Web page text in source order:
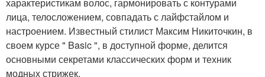
лица, телосложением, совпадать с лайфстайлом и
настроением. Известный стилист Максим Никиточкин, в
своем курсе " Basic ", в доступной форме, делится
основными секретами классических форм и техник
модных стрижек.